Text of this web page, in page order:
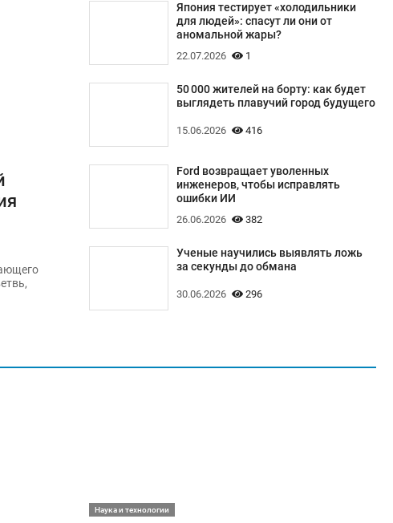
Япония тестирует «холодильники
для людей»: спасут ли они от
аномальной жары?
22.07.2026 1
50 000 жителей на борту: как будет
выглядеть плавучий город будущего
15.06.2026 416
Ford возвращает уволенных
инженеров, чтобы исправлять
ошибки ИИ
26.06.2026 382
Ученые научились выявлять ложь
за секунды до обмана
30.06.2026 296
Наука и технологии